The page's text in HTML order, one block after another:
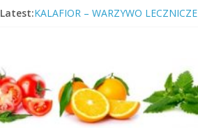
Latest:KALAFIOR – WARZYWO LECZNICZE
WIŚNIA – OWOC, KTÓRY LECZY